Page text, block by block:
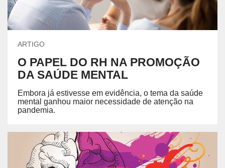
ARTIGO
O PAPEL DO RH NA PROMOÇÃO
DA SAÚDE MENTAL
Embora já estivesse em evidência, o tema da saúde
mental ganhou maior necessidade de atenção na
pandemia.